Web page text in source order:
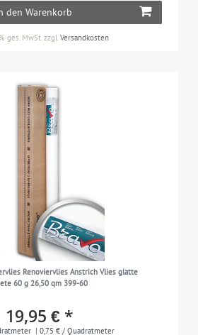
den Warenkorb
ges. MwSt.zzgl.Versandkosten
Renoviervlies Anstrich Vlies glatte
60 g 26,50 qm 399-60
19,95 € *
| 0,75 € / Quadratmeter